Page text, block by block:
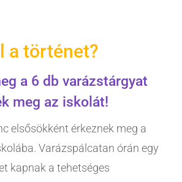
a történet?
a 6 db varázstárgyat
meg az iskolát!
elsősökként érkeznek meg a
Varázspálcatan órán egy
kapnak a tehetséges